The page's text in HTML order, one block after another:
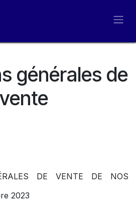
générales de
vente
DE VENTE DE NOS
2023